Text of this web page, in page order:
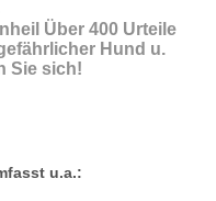
Über 400 Urteile
Hund u.
Sie sich!
u.a.: